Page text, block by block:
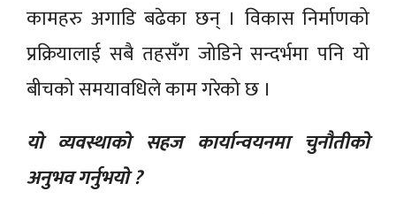
कामहरु अगाडि बढेका छन् । विकास निर्माणको
प्रक्रियालाई सबै तहसँग जोडिने सन्दर्भमा पनि यो
बीचको समयावधिले काम गरेको छ ।
यो व्यवस्थाको सहज कार्यान्वयनमा चुनौतीको
अनुभव गर्नुभयो ?